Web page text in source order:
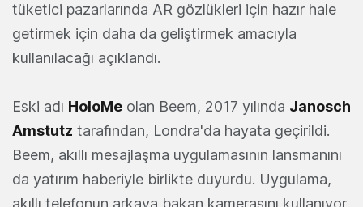
tüketici pazarlarında AR gözlükleri için hazır hale
getirmek için daha da geliştirmek amacıyla
kullanılacağı açıklandı.
Eski adı HoloMe olan Beem, 2017 yılında Janosch
Amstutz tarafından, Londra'da hayata geçirildi.
Beem, akıllı mesajlaşma uygulamasının lansmanını
da yatırım haberiyle birlikte duyurdu. Uygulama,
akıllı telefonun arkaya bakan kamerasını kullanıyor